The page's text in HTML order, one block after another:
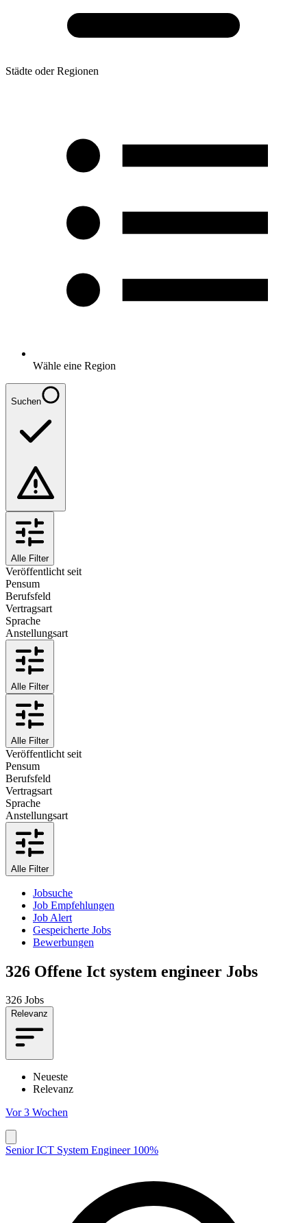
Städte oder Regionen
Wähle eine Region
Suchen
Alle Filter
Veröffentlicht seit
Pensum
Berufsfeld
Vertragsart
Sprache
Anstellungsart
Alle Filter
Alle Filter
Veröffentlicht seit
Pensum
Berufsfeld
Vertragsart
Sprache
Anstellungsart
Alle Filter
Jobsuche
Job Empfehlungen
Job Alert
Gespeicherte Jobs
Bewerbungen
326 Offene Ict system engineer Jobs
326 Jobs
Relevanz
Neueste
Relevanz
Vor 3 Wochen
Senior ICT System Engineer 100%